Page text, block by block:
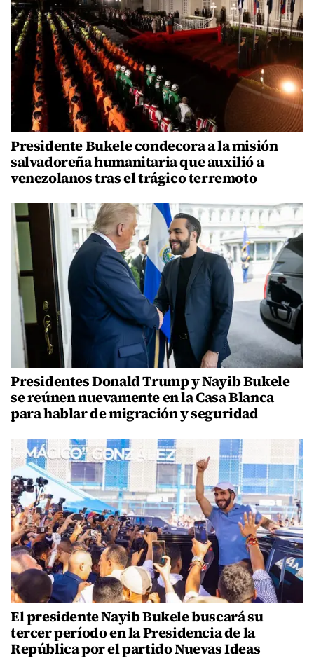
Presidente Bukele condecora a la misión
salvadoreña humanitaria que auxilió a
venezolanos tras el trágico terremoto
Presidentes Donald Trump y Nayib Bukele
se reúnen nuevamente en la Casa Blanca
para hablar de migración y seguridad
El presidente Nayib Bukele buscará su
tercer período en la Presidencia de la
República por el partido Nuevas Ideas